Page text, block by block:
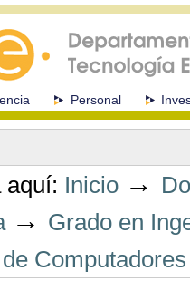
Personal
aquí: Inicio →
→ Grado en
Computadores